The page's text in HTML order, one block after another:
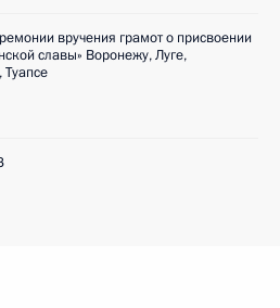
вручения грамот о присвоении
славы» Воронежу, Луге,